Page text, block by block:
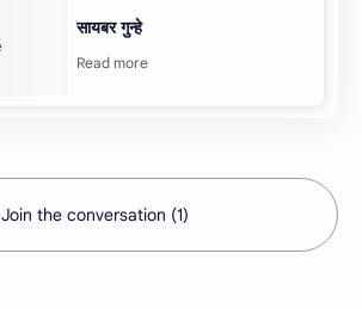
सायबर गुन्‍हे
Join the conversation (1)